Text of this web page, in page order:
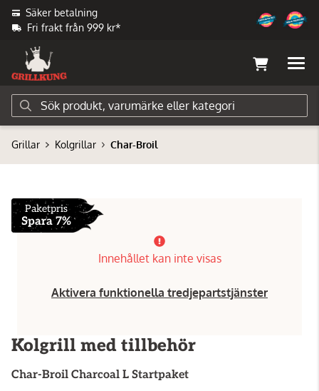
Säker betalning
Fri frakt från 999 kr*
Grillar Kolgrillar Char-Broil
Paketpris
Spara 7%
Innehållet kan inte visas
Aktivera funktionella tredjepartstjänster
Kolgrill med tillbehör
Char-Broil Charcoal L Startpaket